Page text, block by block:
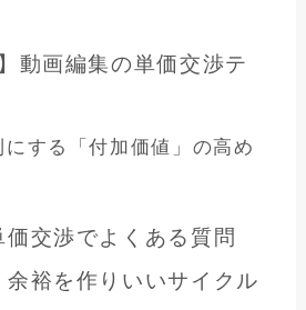
動画編集の単価交渉テ
にする「付加価値」の高め
交渉でよくある質問
余裕を作りいいサイクル